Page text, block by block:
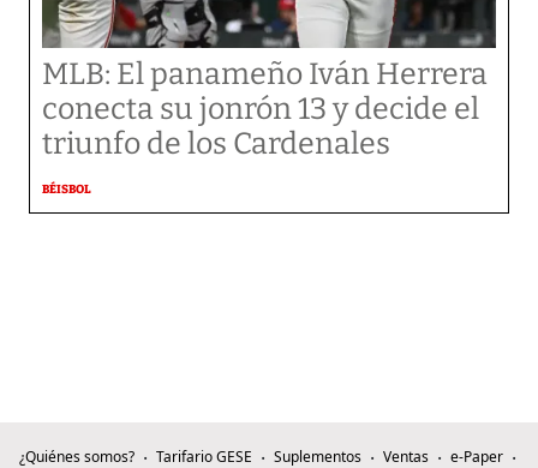
MLB: El panameño Iván Herrera
conecta su jonrón 13 y decide el
triunfo de los Cardenales
BÉISBOL
¿Quiénes somos? Tarifario GESE Suplementos Ventas
e-Paper